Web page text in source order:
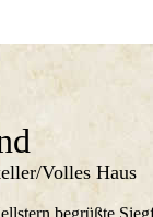
Volles Haus
begrüßte